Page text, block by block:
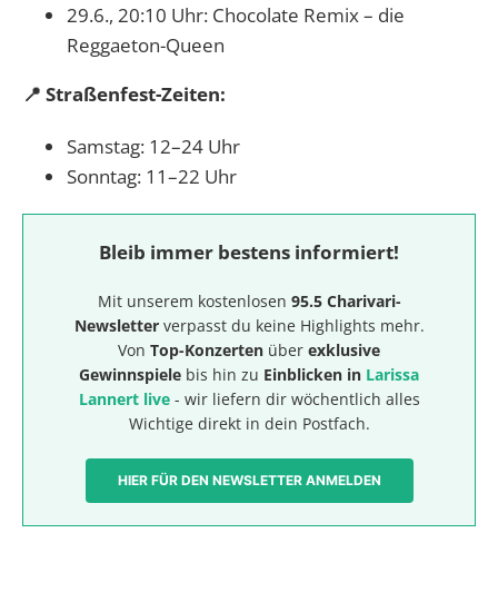
29.6., 20:10 Uhr: Chocolate Remix – die
Reggaeton-Queen
📍 Straßenfest-Zeiten:
Samstag: 12–24 Uhr
Sonntag: 11–22 Uhr
Bleib immer bestens informiert!
Mit unserem kostenlosen 95.5 Charivari-
Newsletterverpasst du keine Highlights mehr.
Von Top-Konzerten über exklusive
Gewinnspiele bis hin zu Einblicken in Larissa
Lannert live- wir liefern dir wöchentlich alles
Wichtige direkt in dein Postfach.
HIER FÜR DEN NEWSLETTER ANMELDEN